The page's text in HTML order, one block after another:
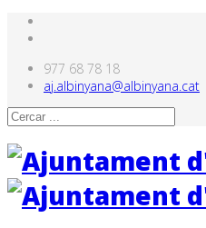
977 68 78 18
aj.albinyana@albinyana.cat